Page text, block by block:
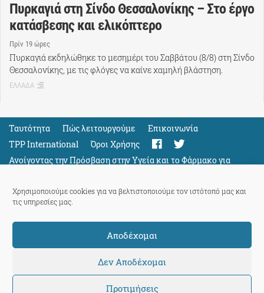
Χρησιμοποιούμε cookies για να βελτιστοποιούμε τον ιστότοπό μας και
τις υπηρεσίες μας.
Αποδέχομαι
Δεν Αποδέχομαι
Προτιμήσεις
Πυρκαγιά στη Σίνδο Θεσσαλονίκης – Στο έργο
κατάσβεσης και ελικόπτερο
Πρίν 19 ώρες
Πυρκαγιά εκδηλώθηκε το μεσημέρι του Σαββάτου (8/8) στη Σίνδο
Θεσσαλονίκης, με τις φλόγες να καίνε χαμηλή βλάστηση.
ΕΛΛΑΔΑ
Ταυτότητα Πώς λειτουργούμε
Eπικοινωνία
TPP International
Όροι Χρήσης
Ανοίγοντας την Πρόσβαση στην Υγεία και το Φάρμακο για
Όλους
Support
ThePressProject
powered by our community members